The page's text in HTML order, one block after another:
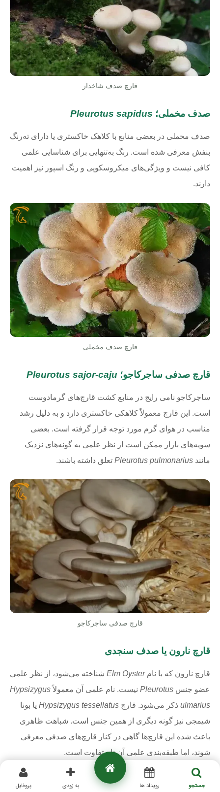
قارچ صدف شاخدار
صدف مخملی؛ Pleurotus sapidus
صدف مخملی در بعضی منابع با کلاهک خاکستری یا دارای ته‌رنگ
بنفش معرفی شده است. رنگ به‌تنهایی برای شناسایی علمی
کافی نیست و ویژگی‌های میکروسکوپی و رنگ اسپور نیز اهمیت
دارند.
قارچ صدف مخملی
قارچ صدفی ساجرکاجو؛ Pleurotus sajor-caju
ساجرکاجو نامی رایج در منابع کشت قارچ‌های گرمادوست
است. این قارچ معمولاً کلاهکی خاکستری دارد و به دلیل رشد
مناسب در هوای گرم مورد توجه قرار گرفته است. بعضی
سویه‌های بازار ممکن است از نظر علمی به گونه‌های نزدیک
مانند Pleurotus pulmonarius تعلق داشته باشند.
قارچ صدفی ساجرکاجو
قارچ نارون یا صدف سنجدی
قارچ نارون که با نامElm Oyster شناخته می‌شود، از نظر علمی
عضو جنس Pleurotus نیست. نام علمی آن معمولاًHypsizygus
ulmarius ذکر می‌شود. قارچ Hypsizygus tessellatus یا بونا
شیمجی نیز گونه دیگری از همین جنس است. شباهت ظاهری
باعث شده این قارچ‌ها گاهی در کنار قارچ‌های صدفی معرفی
شوند، اما طبقه‌بندی علمی آن‌ها متفاوت است.
جستجو رویداد ها به زودی پروفایل